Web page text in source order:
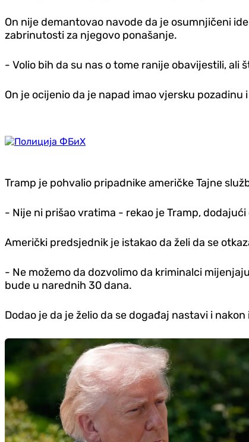
On nije demantovao navode da je osumnjičeni
zabrinutosti za njegovo ponašanje.
- Volio bih da su nas o tome ranije obavijestili, ali
On je ocijenio da je napad imao vjersku
Tramp je pohvalio pripadnike američke Tajne
- Nije ni prišao vratima - rekao je Tramp,
Američki predsjednik je istakao da želi da se
- Ne možemo da dozvolimo da kriminalci
bude u narednih 30 dana.
Dodao je da je želio da se događaj nastavi i